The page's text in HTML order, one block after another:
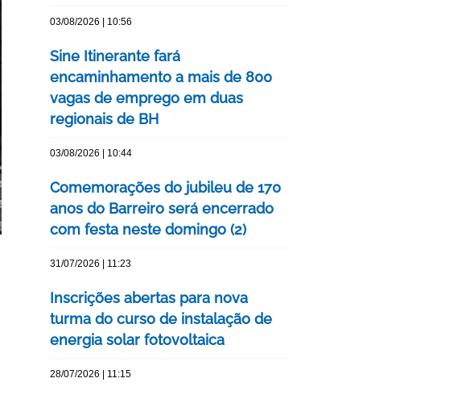
03/08/2026 | 10:56
Sine Itinerante fará
encaminhamento a mais de 800
vagas de emprego em duas
regionais de BH
03/08/2026 | 10:44
Comemorações do jubileu de 170
anos do Barreiro será encerrado
com festa neste domingo (2)
31/07/2026 | 11:23
Inscrições abertas para nova
turma do curso de instalação de
energia solar fotovoltaica
28/07/2026 | 11:15